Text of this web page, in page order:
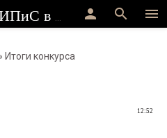
menu
search
person
Итоги конкурса
12:52